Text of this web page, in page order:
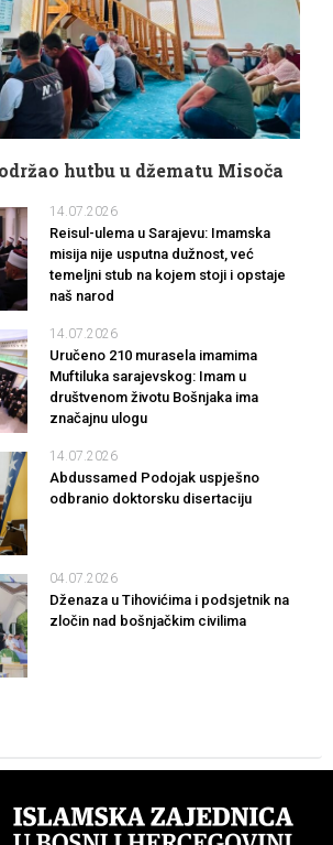
hutbu u džematu Misoča
14.07.2026
Reisul-ulema u Sarajevu: Imamska
misija nije usputna dužnost, već
temeljni stub na kojem stoji i opstaje
naš narod
14.07.2026
Uručeno 210 murasela imamima
Muftiluka sarajevskog: Imam u
društvenom životu Bošnjaka ima
značajnu ulogu
14.07.2026
Abdussamed Podojak uspješno
odbranio doktorsku disertaciju
04.07.2026
Dženaza u Tihovićima i podsjetnik na
zločin nad bošnjačkim civilima